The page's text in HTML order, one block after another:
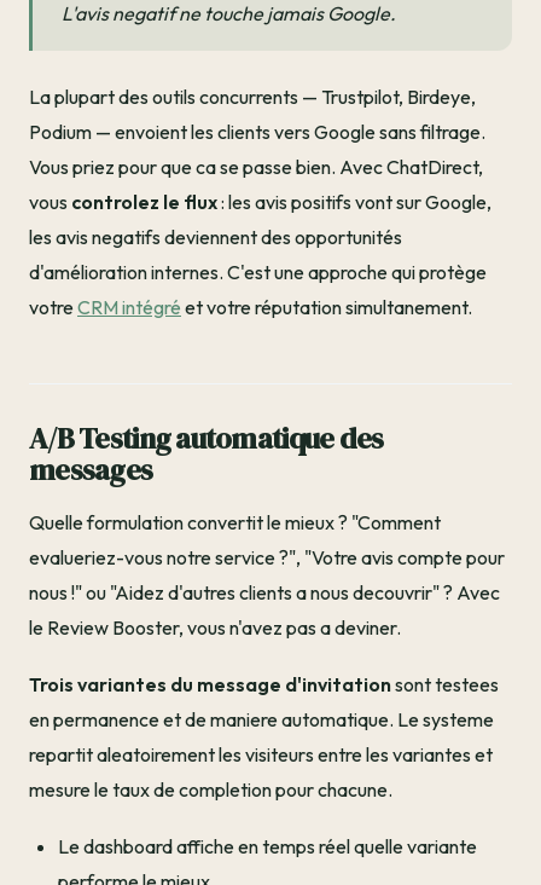
L'avis negatif ne touche jamais Google.
La plupart des outils concurrents — Trustpilot, Birdeye,
Podium — envoient les clients vers Google sans filtrage.
Vous priez pour que ca se passe bien. Avec ChatDirect,
vous controlez le flux: les avis positifs vont sur Google,
les avis negatifs deviennent des opportunités
d'amélioration internes. C'est une approche qui protège
votreCRM intégré et votre réputation simultanement.
A/B Testing automatique des
messages
Quelle formulation convertit le mieux ? "Comment
evalueriez-vous notre service ?", "Votre avis compte pour
nous !" ou "Aidez d'autres clients a nous decouvrir" ? Avec
le Review Booster, vous n'avez pas a deviner.
Trois variantes du message d'invitationsont testees
en permanence et de maniere automatique. Le systeme
repartit aleatoirement les visiteurs entre les variantes et
mesure le taux de completion pour chacune.
Le dashboard affiche en temps réel quelle variante